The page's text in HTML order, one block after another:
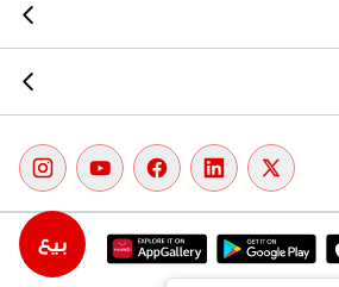
بيع